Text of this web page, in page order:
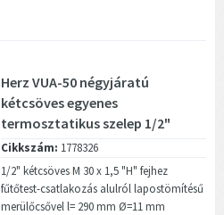
Herz VUA-50 négyjáratú
kétcsöves egyenes
termosztatikus szelep 1/2"
Cikkszám: 1778326
1/2" kétcsöves M 30 x 1,5 "H" fejhez
fűtőtest-csatlakozás alulról lapostömítésű
merülőcsővel l= 290 mm Ø=11 mm